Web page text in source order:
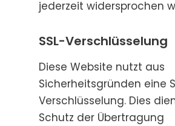
jederzeit widersprochen
SSL-Verschlüsselung
Diese Website nutzt aus
Sicherheitsgründen eine
Verschlüsselung. Dies
Schutz der Übertragung